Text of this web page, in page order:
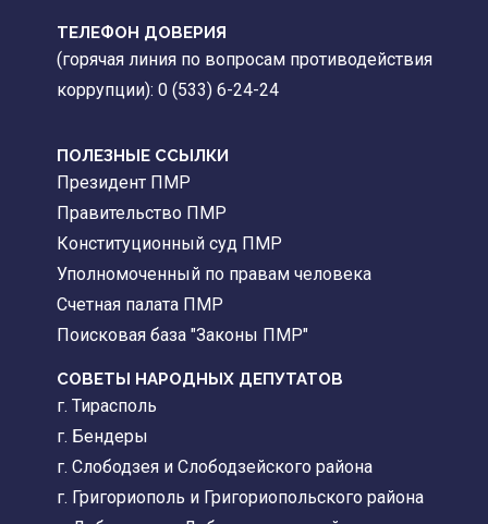
ТЕЛЕФОН ДОВЕРИЯ
(горячая линия по вопросам противодействия
коррупции): 0 (533) 6-24-24
ПОЛЕЗНЫЕ ССЫЛКИ
Президент ПМР
Правительство ПМР
Конституционный суд ПМР
Уполномоченный по правам человека
Счетная палата ПМР
Поисковая база "Законы ПМР"
СОВЕТЫ НАРОДНЫХ ДЕПУТАТОВ
г. Тирасполь
г. Бендеры
г. Слободзея и Слободзейского района
г. Григориополь и Григориопольского района